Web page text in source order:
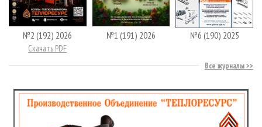
№2 (192) 2026
Скачать PDF
№1 (191) 2026 №6 (190) 2025
Все журналы